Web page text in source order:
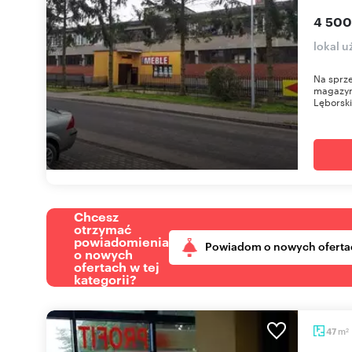
4
lokal
Na
Chcesz
otrzymać
powiadomienia
o nowych
ofertach w tej
kategorii?
Powiadom o nowych
47 m2